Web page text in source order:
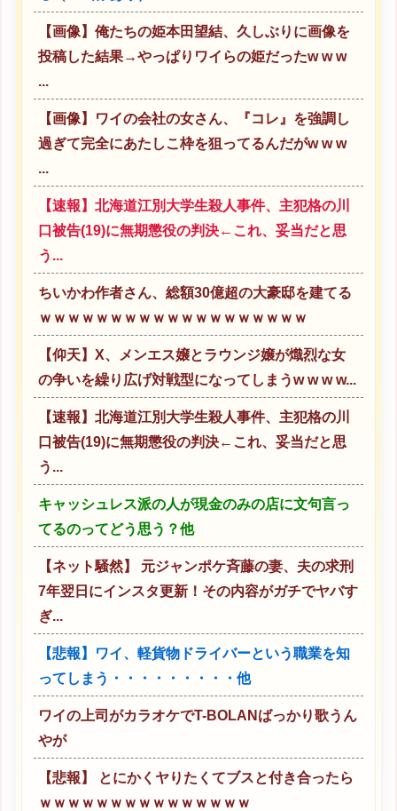
【画像】俺たちの姫本田望結、久しぶりに画像を
投稿した結果→やっぱりワイらの姫だったw w w
...
【画像】ワイの会社の女さん、『コレ』を強調し
過ぎて完全にあたしこ枠を狙ってるんだがw w w
...
【速報】北海道江別大学生殺人事件、主犯格の川
口被告(19)に無期懲役の判決←これ、妥当だと思
う...
ちいかわ作者さん、総額30億超の大豪邸を建てる
ｗｗｗｗｗｗｗｗｗｗｗｗｗｗｗｗｗｗｗ
【仰天】X、メンエス嬢とラウンジ嬢が熾烈な女
の争いを繰り広げ対戦型になってしまうw w w w...
【速報】北海道江別大学生殺人事件、主犯格の川
口被告(19)に無期懲役の判決←これ、妥当だと思
う...
キャッシュレス派の人が現金のみの店に文句言っ
てるのってどう思う？他
【ネット騒然】 元ジャンポケ斉藤の妻、夫の求刑
7年翌日にインスタ更新！その内容がガチでヤバす
ぎ...
【悲報】ワイ、軽貨物ドライバーという職業を知
ってしまう・・・・・・・・・他
ワイの上司がカラオケでT-BOLANばっかり歌うん
やが
【悲報】 とにかくヤりたくてブスと付き合ったら
ｗｗｗｗｗｗｗｗｗｗｗｗｗｗｗ